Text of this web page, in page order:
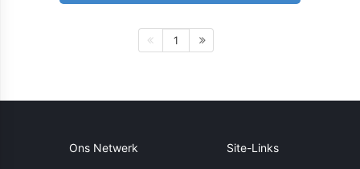
1
Ons Netwerk Site-Links